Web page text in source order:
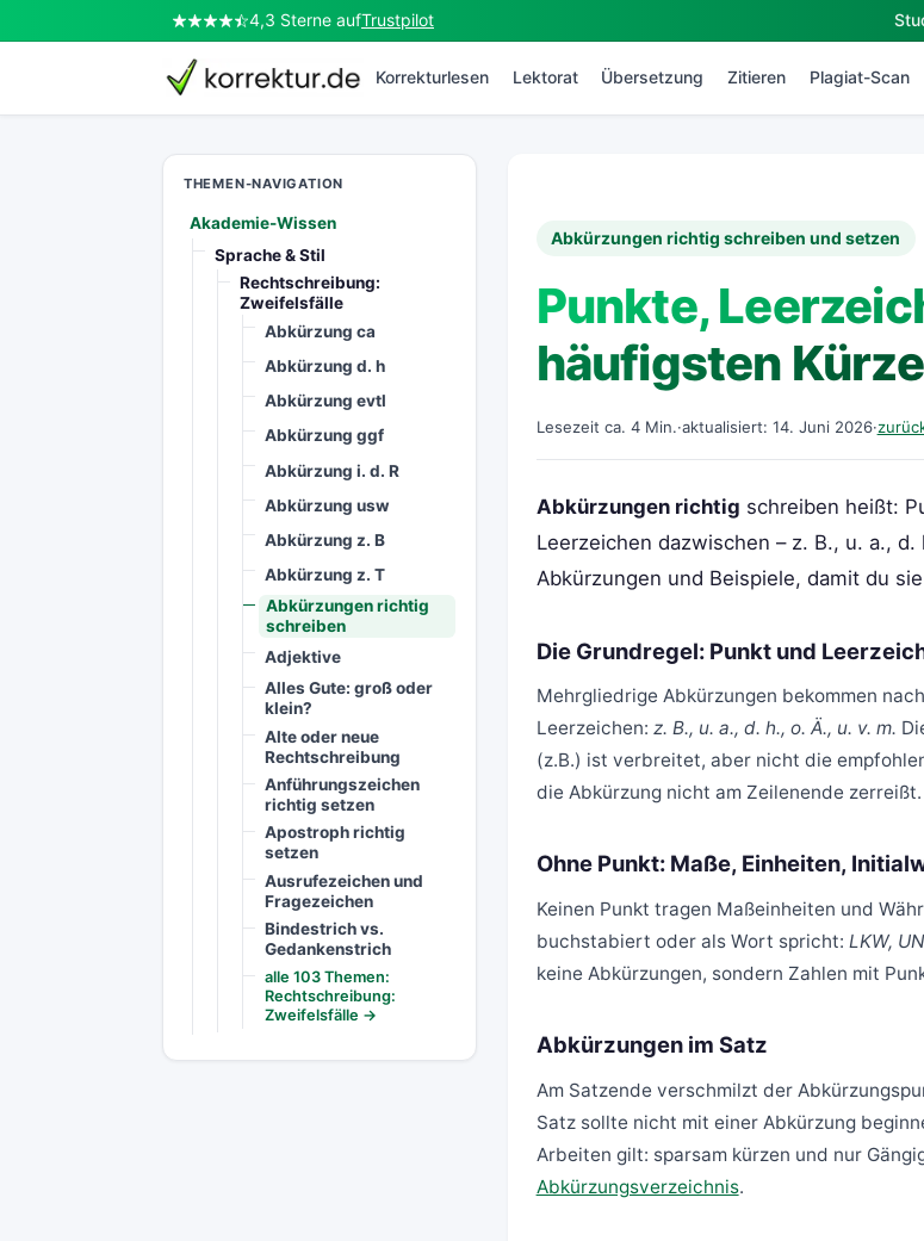
4,3 Sterne aufTrustpilot
korrektur.de Korrekturlesen Lektorat Übersetzung Zitieren Plagiat-Scan
THEMEN-NAVIGATION
Akademie-Wissen
Sprache & Stil
Rechtschreibung:
Zweifelsfälle
Abkürzung ca
Abkürzung d. h
Abkürzung evtl
Abkürzung ggf
Abkürzung i. d. R
Abkürzung usw
Abkürzung z. B
Abkürzung z. T
Abkürzungen richtig
schreiben
Adjektive
Alles Gute: groß oder
klein?
Alte oder neue
Rechtschreibung
Anführungszeichen
richtig setzen
Apostroph richtig
setzen
Ausrufezeichen und
Fragezeichen
Bindestrich vs.
Gedankenstrich
alle 103 Themen:
Rechtschreibung:
Zweifelsfälle →
Abkürzungen richtig schreiben und setzen
Punkte,
häufigsten
Lesezeit ca. 4 Min.·aktualisiert: 14. Juni 2026·
Abkürzungen richtig schreiben heißt:
Leerzeichen dazwischen – z. B., u. a.,
Abkürzungen und Beispiele, damit du
Die Grundregel: Punkt und
Mehrgliedrige Abkürzungen bekommen
Leerzeichen: z. B., u. a., d. h., o. Ä., u. v. m.
(z.B.) ist verbreitet, aber nicht die
die Abkürzung nicht am Zeilenende zerreißt.
Ohne Punkt: Maße, Einheiten,
Keinen Punkt tragen Maßeinheiten und
buchstabiert oder als Wort spricht: LKW,
keine Abkürzungen, sondern Zahlen mit
Abkürzungen im Satz
Am Satzende verschmilzt der
Satz sollte nicht mit einer Abkürzung
Arbeiten gilt: sparsam kürzen und nur
Abkürzungsverzeichnis.